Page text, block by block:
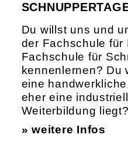
Du willst uns und
der Fachschule für
Fachschule für
kennenlernen? Du
eine
eher eine
Weiterbildung liegt?
» weitere Infos